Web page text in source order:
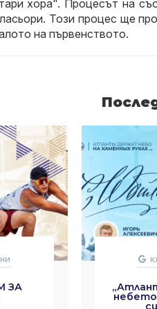
хора". Процесът на
Този процес ще
на първенството.
ЗА